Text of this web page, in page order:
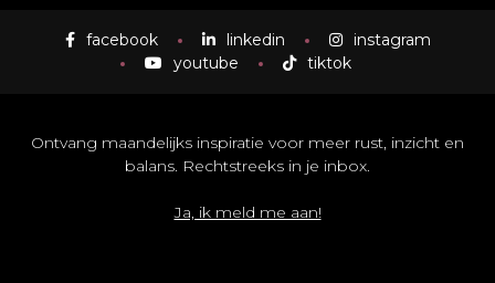
facebook linkedin
instagram
youtube
tiktok
Ontvang maandelijks inspiratie voor meer rust, inzicht en
balans. Rechtstreeks in je inbox.
Ja, ik meld me aan!